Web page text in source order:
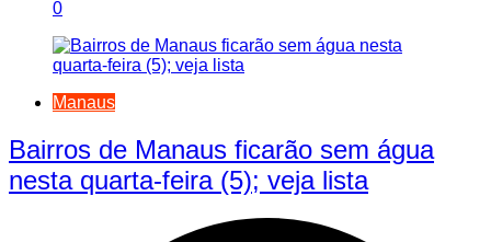
0
Manaus
Bairros de Manaus ficarão sem água
nesta quarta-feira (5); veja lista